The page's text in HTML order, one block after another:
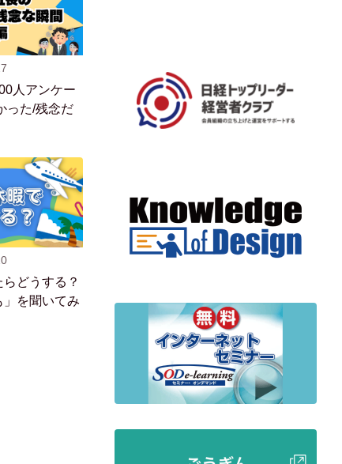
人アンケー
った/残念だ
どうする？
を聞いてみ